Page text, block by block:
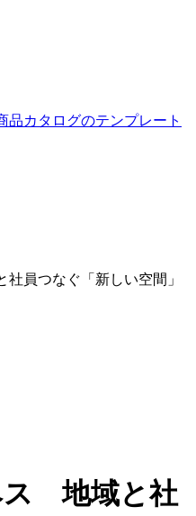
品カタログのテンプレート
員つなぐ「新しい空間」
ス 地域と社